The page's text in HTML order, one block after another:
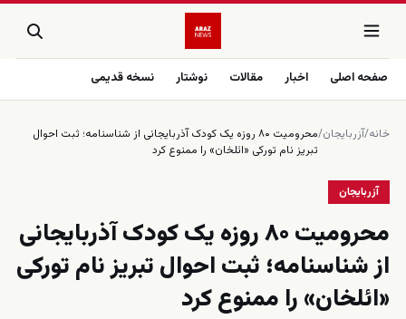
صفحه اصلی اخبار مقالات نوشتار نسخه قدیمی
خانه/آزربایجان/
محرومیت ۸۰ روزه یک کودک آذربایجانی از شناسنامه؛ ثبت احوال
تبریز نام تورکی «ائلخان» را ممنوع کرد
آزربایجان
محرومیت ۸۰ روزه یک کودک آذربایجانی
از شناسنامه؛ ثبت احوال تبریز نام تورکی
«ائلخان» را ممنوع کرد